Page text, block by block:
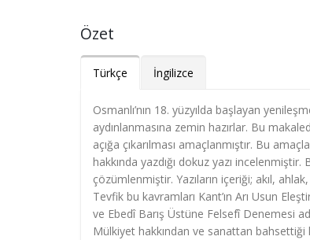
Özet
Türkçe İngilizce
Osmanlı’nın 18. yüzyılda başlayan
aydınlanmasına zemin hazırlar. Bu
açığa çıkarılması amaçlanmıştır. Bu
hakkında yazdığı dokuz yazı incelenmiştir.
çözümlenmiştir. Yazıların içeriği; akıl,
Tevfik bu kavramları Kant’ın Arı Usun
ve Ebedî Barış Üstüne Felsefî Denemesi
Mülkiyet hakkından ve sanattan bahsettiği